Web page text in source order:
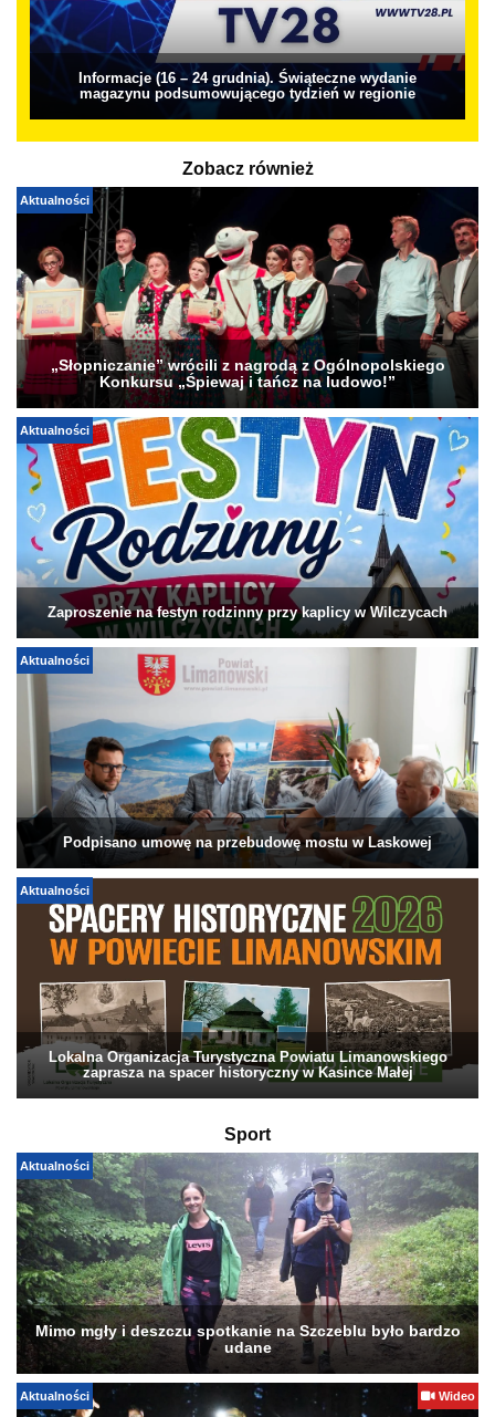
Informacje (16 – 24 grudnia). Świąteczne wydanie
magazynu podsumowującego tydzień w regionie
Zobacz również
Aktualności
„Słopniczanie” wrócili z nagrodą z Ogólnopolskiego
Konkursu „Śpiewaj i tańcz na ludowo!”
Aktualności
Zaproszenie na festyn rodzinny przy kaplicy w Wilczycach
Aktualności
Podpisano umowę na przebudowę mostu w Laskowej
Aktualności
Lokalna Organizacja Turystyczna Powiatu Limanowskiego
zaprasza na spacer historyczny w Kasince Małej
Sport
Aktualności
Mimo mgły i deszczu spotkanie na Szczeblu było bardzo
udane
Aktualności Wideo